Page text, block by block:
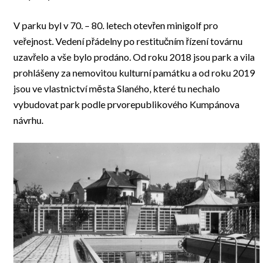
V parku byl v 70. – 80. letech otevřen minigolf pro
veřejnost. Vedení přádelny po restitučním řízení továrnu
uzavřelo a vše bylo prodáno. Od roku 2018 jsou park a vila
prohlášeny za nemovitou kulturní památku a od roku 2019
jsou ve vlastnictví města Slaného, které tu nechalo
vybudovat park podle prvorepublikového Kumpánova
návrhu.